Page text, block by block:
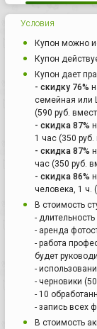
Условия
Купон можно
Купон
Купон дает
- скидку 76%
семейная или
(590 руб.
- скидка 87%
1 час (350 руб.
- скидка 87%
час (350 руб.
- скидка 86%
человека, 1 ч.
В стоимость
-
- аренда
- работа
будет
-
- черновики (50
- 10
- запись всех
В стоимость